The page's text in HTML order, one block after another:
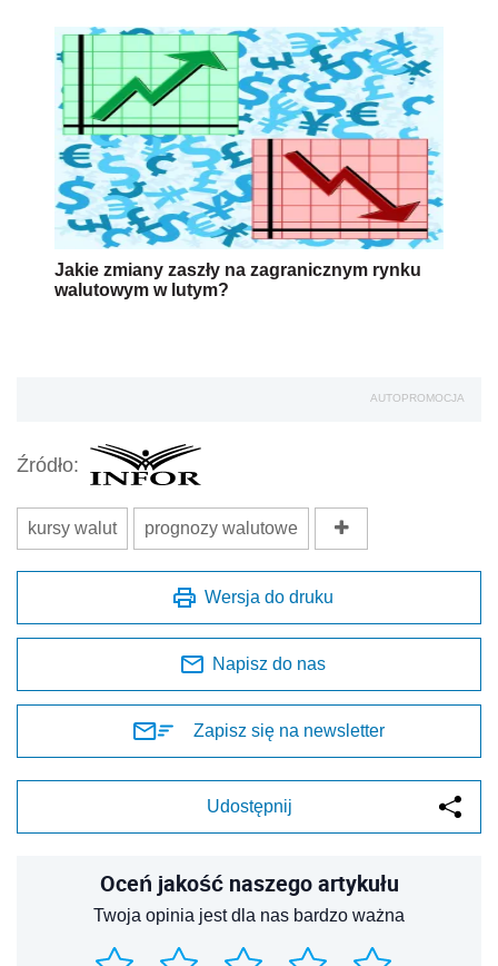
Jakie zmiany zaszły na zagranicznym rynku
walutowym w lutym?
AUTOPROMOCJA
Źródło:
kursy walut prognozy walutowe
Wersja do druku
Napisz do nas
Zapisz się na newsletter
Udostępnij
Oceń jakość naszego artykułu
Twoja opinia jest dla nas bardzo ważna